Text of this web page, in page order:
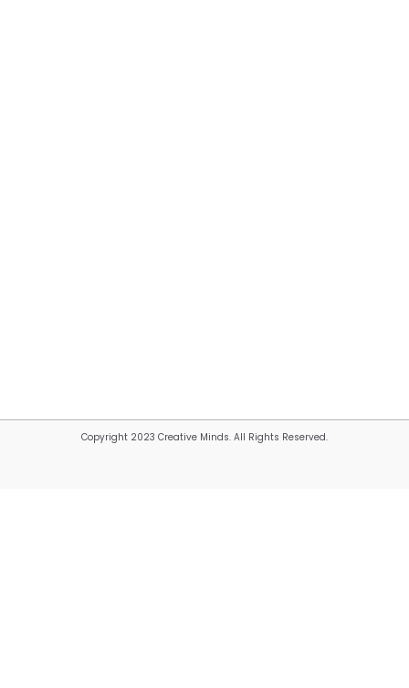
Copyright 2023 Creative Minds. All Rights Reserved.